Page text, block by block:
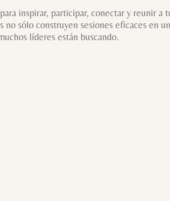
inspirar, participar, conectar y reunir
sólo construyen sesiones eficaces en
líderes están buscando.